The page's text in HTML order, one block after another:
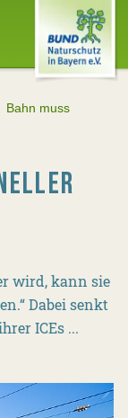
Bahn muss
wird, kann sie
Dabei senkt
ICEs ...